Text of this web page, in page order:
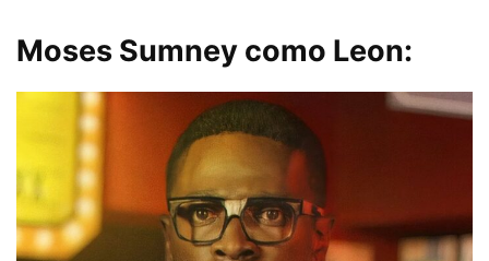
Moses Sumney como Leon: